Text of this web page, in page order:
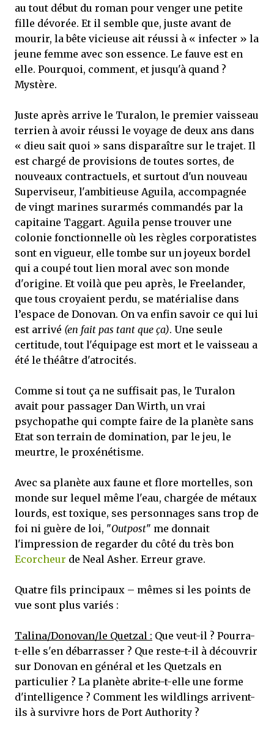
au tout début du roman pour venger une petite
fille dévorée. Et il semble que, juste avant de
mourir, la bête vicieuse ait réussi à « infecter » la
jeune femme avec son essence. Le fauve est en
elle. Pourquoi, comment, et jusqu'à quand ?
Mystère.
Juste après arrive le Turalon, le premier vaisseau
terrien à avoir réussi le voyage de deux ans dans
« dieu sait quoi » sans disparaître sur le trajet. Il
est chargé de provisions de toutes sortes, de
nouveaux contractuels, et surtout d'un nouveau
Superviseur, l'ambitieuse Aguila, accompagnée
de vingt marines surarmés commandés par la
capitaine Taggart. Aguila pense trouver une
colonie fonctionnelle où les règles corporatistes
sont en vigueur, elle tombe sur un joyeux bordel
qui a coupé tout lien moral avec son monde
d'origine. Et voilà que peu après, le Freelander,
que tous croyaient perdu, se matérialise dans
l’espace de Donovan. On va enfin savoir ce qui lui
est arrivé (en fait pas tant que ça). Une seule
certitude, tout l'équipage est mort et le vaisseau a
été le théâtre d'atrocités.
Comme si tout ça ne suffisait pas, le Turalon
avait pour passager Dan Wirth, un vrai
psychopathe qui compte faire de la planète sans
Etat son terrain de domination, par le jeu, le
meurtre, le proxénétisme.
Avec sa planète aux faune et flore mortelles, son
monde sur lequel même l'eau, chargée de métaux
lourds, est toxique, ses personnages sans trop de
foi ni guère de loi, "Outpost" me donnait
l'impression de regarder du côté du très bon
Ecorcheur de Neal Asher. Erreur grave.
Quatre fils principaux – mêmes si les points de
vue sont plus variés :
Talina/Donovan/le Quetzal : Que veut-il ? Pourra-
t-elle s'en débarrasser ? Que reste-t-il à découvrir
sur Donovan en général et les Quetzals en
particulier ? La planète abrite-t-elle une forme
d'intelligence ? Comment les wildlings arrivent-
ils à survivre hors de Port Authority ?